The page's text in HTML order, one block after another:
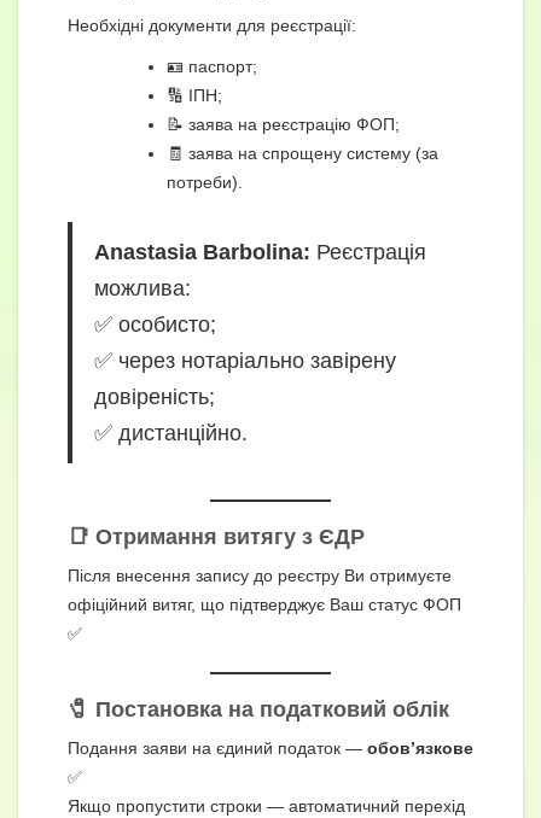
Необхідні документи для реєстрації:
🪪 паспорт;
🔢 ІПН;
📝 заява на реєстрацію ФОП;
🧾 заява на спрощену систему (за
потреби).
Anastasia Barbolina: Реєстрація
можлива:
✅ особисто;
✅ через нотаріально завірену
довіреність;
✅ дистанційно.
📑 Отримання витягу з ЄДР
Після внесення запису до реєстру Ви отримуєте
офіційний витяг, що підтверджує Ваш статус ФОП
✅
🧷 Постановка на податковий облік
Подання заяви на єдиний податок — обов’язкове
✅
Якщо пропустити строки — автоматичний перехід